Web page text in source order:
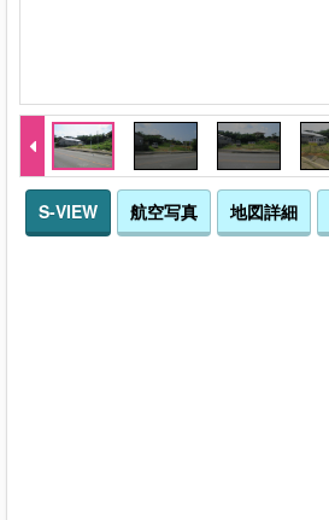
S-VIEW 航空写真 地図詳細